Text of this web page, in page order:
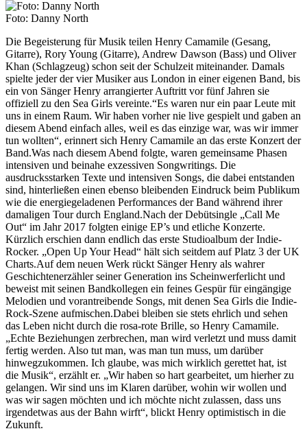
Foto: Danny North
Die Begeisterung für Musik teilen Henry Camamile (Gesang,
Gitarre), Rory Young (Gitarre), Andrew Dawson (Bass) und Oliver
Khan (Schlagzeug) schon seit der Schulzeit miteinander. Damals
spielte jeder der vier Musiker aus London in einer eigenen Band, bis
ein von Sänger Henry arrangierter Auftritt vor fünf Jahren sie
offiziell zu den Sea Girls vereinte.“Es waren nur ein paar Leute mit
uns in einem Raum. Wir haben vorher nie live gespielt und gaben an
diesem Abend einfach alles, weil es das einzige war, was wir immer
tun wollten“, erinnert sich Henry Camamile an das erste Konzert der
Band.Was nach diesem Abend folgte, waren gemeinsame Phasen
intensiven und beinahe exzessiven Songwritings. Die
ausdrucksstarken Texte und intensiven Songs, die dabei entstanden
sind, hinterließen einen ebenso bleibenden Eindruck beim Publikum
wie die energiegeladenen Performances der Band während ihrer
damaligen Tour durch England.Nach der Debütsingle „Call Me
Out“ im Jahr 2017 folgten einige EP’s und etliche Konzerte.
Kürzlich erschien dann endlich das erste Studioalbum der Indie-
Rocker. „Open Up Your Head“ hält sich seitdem auf Platz 3 der UK
Charts.Auf dem neuen Werk rückt Sänger Henry als wahrer
Geschichtenerzähler seiner Generation ins Scheinwerferlicht und
beweist mit seinen Bandkollegen ein feines Gespür für eingängige
Melodien und vorantreibende Songs, mit denen Sea Girls die Indie-
Rock-Szene aufmischen.Dabei bleiben sie stets ehrlich und sehen
das Leben nicht durch die rosa-rote Brille, so Henry Camamile.
„Echte Beziehungen zerbrechen, man wird verletzt und muss damit
fertig werden. Also tut man, was man tun muss, um darüber
hinwegzukommen. Ich glaube, was mich wirklich gerettet hat, ist
die Musik“, erzählt er. „Wir haben so hart gearbeitet, um hierher zu
gelangen. Wir sind uns im Klaren darüber, wohin wir wollen und
was wir sagen möchten und ich möchte nicht zulassen, dass uns
irgendetwas aus der Bahn wirft“, blickt Henry optimistisch in die
Zukunft.